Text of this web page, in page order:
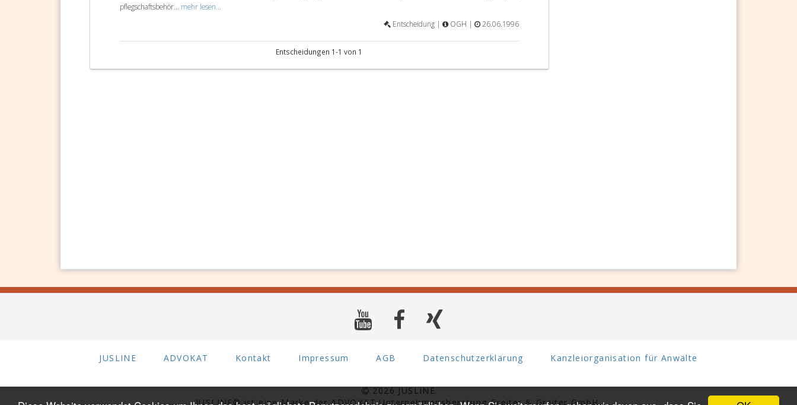
pflegschaftsbehör... mehr lesen...
Entscheidung |
OGH | 26.06.1996
Entscheidungen 1-1 von 1
JUSLINE ADVOKAT Kontakt Impressum AGB Datenschutzerklärung Kanzleiorganisation für Anwälte
2026 JUSLINE
JUSLINE® ist eine Marke der ADVOKAT Unternehmensberatung Greiter & Greiter GmbH.